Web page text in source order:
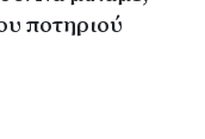
ποτηριού